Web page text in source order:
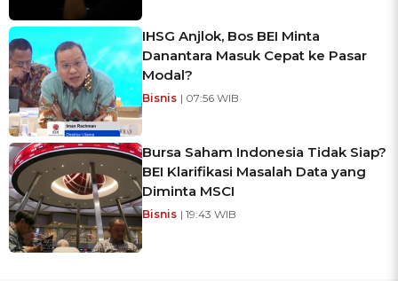
IHSG Anjlok, Bos BEI Minta
Danantara Masuk Cepat ke Pasar
Modal?
Bisnis | 07:56 WIB
Bursa Saham Indonesia Tidak Siap?
BEI Klarifikasi Masalah Data yang
Diminta MSCI
Bisnis | 19:43 WIB